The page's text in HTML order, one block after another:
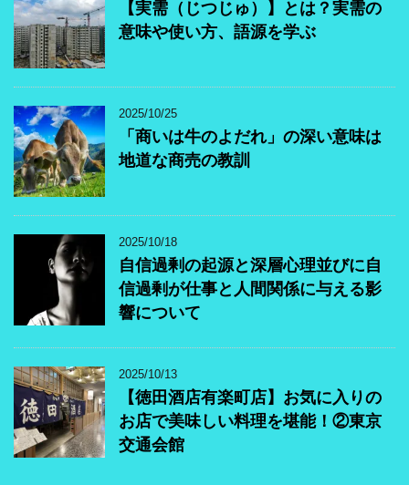
【実需（じつじゅ）】とは？実需の
意味や使い方、語源を学ぶ
2025/10/25
「商いは牛のよだれ」の深い意味は
地道な商売の教訓
2025/10/18
自信過剰の起源と深層心理並びに自
信過剰が仕事と人間関係に与える影
響について
2025/10/13
【徳田酒店有楽町店】お気に入りの
お店で美味しい料理を堪能！②東京
交通会館